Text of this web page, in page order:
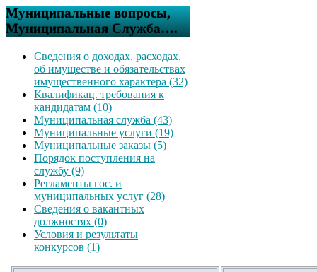
Муниципальные вопросы,
Муниципальная Служба….
Сведения о доходах, расходах,
об имуществе и обязательствах
имущественного характера (32)
Квалификац. требования к
кандидатам (10)
Муниципальная служба (43)
Муниципальные услуги (19)
Муниципальные заказы (5)
Порядок поступления на
службу (9)
Регламенты гос. и
муниципальных услуг (28)
Сведения о вакантных
должностях (0)
Условия и результаты
конкурсов (1)